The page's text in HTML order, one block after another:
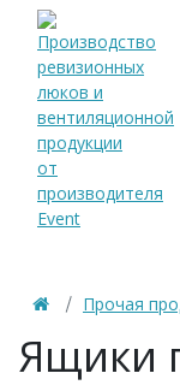
Прочая
Ящики